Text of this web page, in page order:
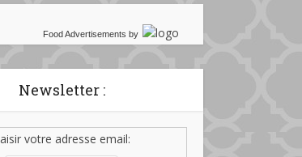
Food Advertisements by
Newsletter :
votre adresse email: